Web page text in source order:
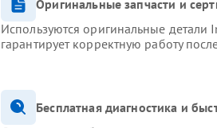
Оригинальные запчасти и
Используются оригинальные
гарантирует корректную работу
Бесплатная диагностика и